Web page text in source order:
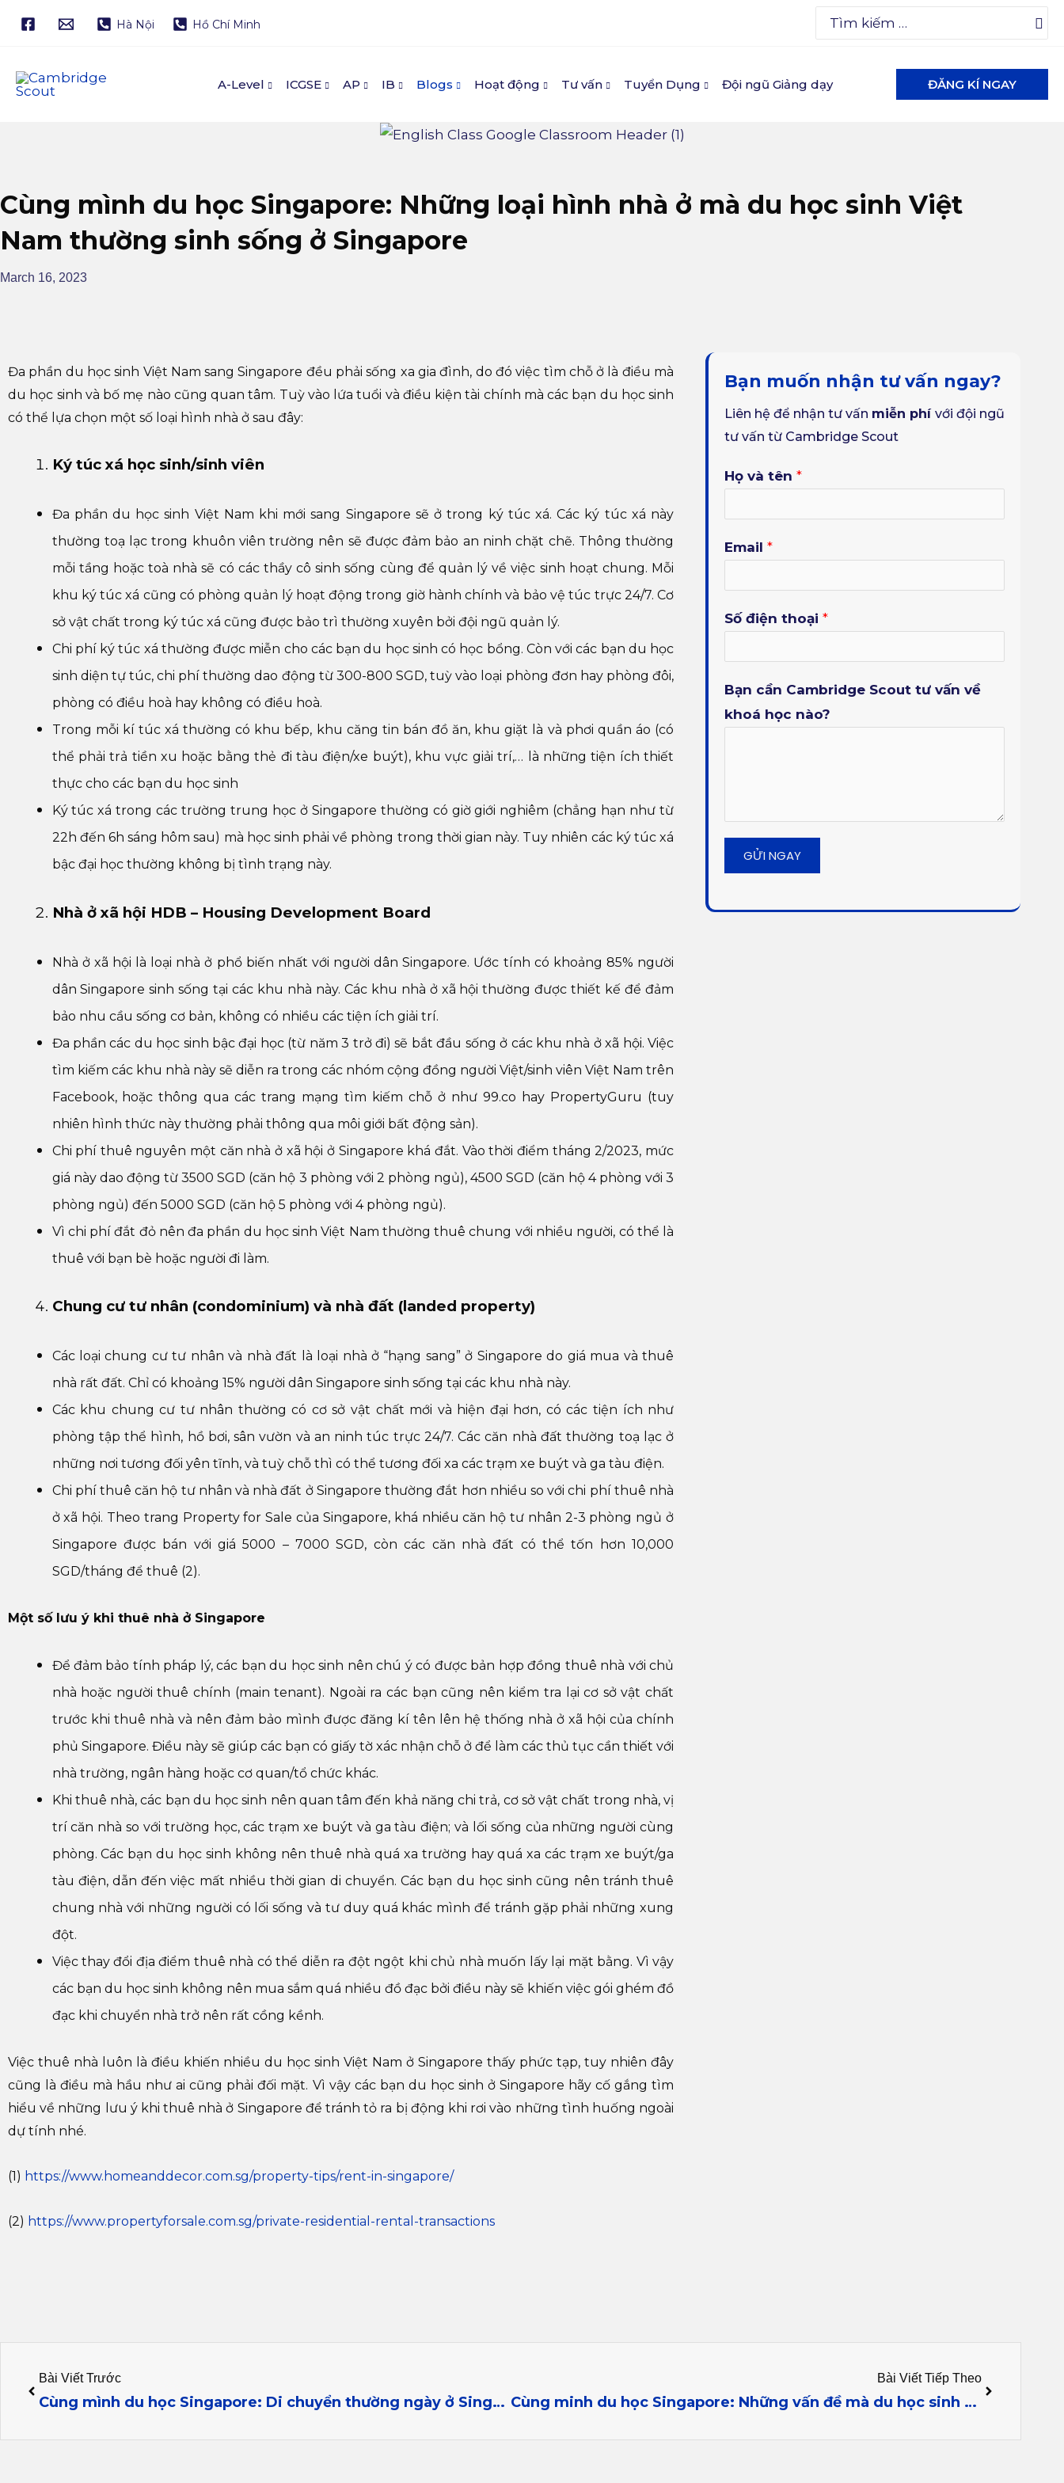
Hà Nội Hồ Chí Minh
Search
for:
A-Level ICGSE AP IB Blogs Hoạt động Tư vấn Tuyển Dụng Đội ngũ Giảng dạy ĐĂNG KÍ NGAY
Cùng mình du học Singapore: Những loại hình nhà ở mà du học sinh Việt
Nam thường sinh sống ở Singapore
March 16, 2023
Đa phần du học sinh Việt Nam sang Singapore đều phải sống xa gia đình, do đó việc tìm chỗ ở là điều mà
du học sinh và bố mẹ nào cũng quan tâm. Tuỳ vào lứa tuổi và điều kiện tài chính mà các bạn du học sinh
có thể lựa chọn một số loại hình nhà ở sau đây:
Ký túc xá học sinh/sinh viên
Đa phần du học sinh Việt Nam khi mới sang Singapore sẽ ở trong ký túc xá. Các ký túc xá này
thường toạ lạc trong khuôn viên trường nên sẽ được đảm bảo an ninh chặt chẽ. Thông thường
mỗi tầng hoặc toà nhà sẽ có các thầy cô sinh sống cùng để quản lý về việc sinh hoạt chung. Mỗi
khu ký túc xá cũng có phòng quản lý hoạt động trong giờ hành chính và bảo vệ túc trực 24/7. Cơ
sở vật chất trong ký túc xá cũng được bảo trì thường xuyên bởi đội ngũ quản lý.
Chi phí ký túc xá thường được miễn cho các bạn du học sinh có học bổng. Còn với các bạn du học
sinh diện tự túc, chi phí thường dao động từ 300-800 SGD, tuỳ vào loại phòng đơn hay phòng đôi,
phòng có điều hoà hay không có điều hoà.
Trong mỗi kí túc xá thường có khu bếp, khu căng tin bán đồ ăn, khu giặt là và phơi quần áo (có
thể phải trả tiền xu hoặc bằng thẻ đi tàu điện/xe buýt), khu vực giải trí,… là những tiện ích thiết
thực cho các bạn du học sinh
Ký túc xá trong các trường trung học ở Singapore thường có giờ giới nghiêm (chẳng hạn như từ
22h đến 6h sáng hôm sau) mà học sinh phải về phòng trong thời gian này. Tuy nhiên các ký túc xá
bậc đại học thường không bị tình trạng này.
Nhà ở xã hội HDB – Housing Development Board
Nhà ở xã hội là loại nhà ở phổ biến nhất với người dân Singapore. Ước tính có khoảng 85% người
dân Singapore sinh sống tại các khu nhà này. Các khu nhà ở xã hội thường được thiết kế để đảm
bảo nhu cầu sống cơ bản, không có nhiều các tiện ích giải trí.
Đa phần các du học sinh bậc đại học (từ năm 3 trở đi) sẽ bắt đầu sống ở các khu nhà ở xã hội. Việc
tìm kiếm các khu nhà này sẽ diễn ra trong các nhóm cộng đồng người Việt/sinh viên Việt Nam trên
Facebook, hoặc thông qua các trang mạng tìm kiếm chỗ ở như 99.co hay PropertyGuru (tuy
nhiên hình thức này thường phải thông qua môi giới bất động sản).
Chi phí thuê nguyên một căn nhà ở xã hội ở Singapore khá đắt. Vào thời điểm tháng 2/2023, mức
giá này dao động từ 3500 SGD (căn hộ 3 phòng với 2 phòng ngủ), 4500 SGD (căn hộ 4 phòng với 3
phòng ngủ) đến 5000 SGD (căn hộ 5 phòng với 4 phòng ngủ).
Vì chi phí đắt đỏ nên đa phần du học sinh Việt Nam thường thuê chung với nhiều người, có thể là
thuê với bạn bè hoặc người đi làm.
Chung cư tư nhân (condominium) và nhà đất (landed property)
Các loại chung cư tư nhân và nhà đất là loại nhà ở “hạng sang” ở Singapore do giá mua và thuê
nhà rất đất. Chỉ có khoảng 15% người dân Singapore sinh sống tại các khu nhà này.
Các khu chung cư tư nhân thường có cơ sở vật chất mới và hiện đại hơn, có các tiện ích như
phòng tập thể hình, hồ bơi, sân vườn và an ninh túc trực 24/7. Các căn nhà đất thường toạ lạc ở
những nơi tương đối yên tĩnh, và tuỳ chỗ thì có thể tương đối xa các trạm xe buýt và ga tàu điện.
Chi phí thuê căn hộ tư nhân và nhà đất ở Singapore thường đắt hơn nhiều so với chi phí thuê nhà
ở xã hội. Theo trang Property for Sale của Singapore, khá nhiều căn hộ tư nhân 2-3 phòng ngủ ở
Singapore được bán với giá 5000 – 7000 SGD, còn các căn nhà đất có thể tốn hơn 10,000
SGD/tháng để thuê (2).
Một số lưu ý khi thuê nhà ở Singapore
Để đảm bảo tính pháp lý, các bạn du học sinh nên chú ý có được bản hợp đồng thuê nhà với chủ
nhà hoặc người thuê chính (main tenant). Ngoài ra các bạn cũng nên kiểm tra lại cơ sở vật chất
trước khi thuê nhà và nên đảm bảo mình được đăng kí tên lên hệ thống nhà ở xã hội của chính
phủ Singapore. Điều này sẽ giúp các bạn có giấy tờ xác nhận chỗ ở để làm các thủ tục cần thiết với
nhà trường, ngân hàng hoặc cơ quan/tổ chức khác.
Khi thuê nhà, các bạn du học sinh nên quan tâm đến khả năng chi trả, cơ sở vật chất trong nhà, vị
trí căn nhà so với trường học, các trạm xe buýt và ga tàu điện; và lối sống của những người cùng
phòng. Các bạn du học sinh không nên thuê nhà quá xa trường hay quá xa các trạm xe buýt/ga
tàu điện, dẫn đến việc mất nhiều thời gian di chuyển. Các bạn du học sinh cũng nên tránh thuê
chung nhà với những người có lối sống và tư duy quá khác mình để tránh gặp phải những xung
đột.
Việc thay đổi địa điểm thuê nhà có thể diễn ra đột ngột khi chủ nhà muốn lấy lại mặt bằng. Vì vậy
các bạn du học sinh không nên mua sắm quá nhiều đồ đạc bởi điều này sẽ khiến việc gói ghém đồ
đạc khi chuyển nhà trở nên rất cồng kềnh.
Việc thuê nhà luôn là điều khiến nhiều du học sinh Việt Nam ở Singapore thấy phức tạp, tuy nhiên đây
cũng là điều mà hầu như ai cũng phải đối mặt. Vì vậy các bạn du học sinh ở Singapore hãy cố gắng tìm
hiểu về những lưu ý khi thuê nhà ở Singapore để tránh tỏ ra bị động khi rơi vào những tình huống ngoài
dự tính nhé.
(1) https://www.homeanddecor.com.sg/property-tips/rent-in-singapore/
(2) https://www.propertyforsale.com.sg/private-residential-rental-transactions
Bạn muốn nhận tư vấn ngay?
Liên hệ để nhận tư vấn miễn phívới đội ngũ
tư vấn từ Cambridge Scout
Họ và tên*
Email*
Số điện thoại*
Bạn cần Cambridge Scout tư vấn về
khoá học nào?
GỬI NGAY
Bài Viết Trước
Cùng mình du học Singapore: Di chuyển thường ngày ở Singapore có gì thuận tiện và bất tiện so với Việt Nam?
Bài Viết Tiếp Theo
Cùng minh du học Singapore: Những vấn đề mà du học sinh Việt Nam thường gặp phải khi du học Singapore và một số giải pháp đi kèm